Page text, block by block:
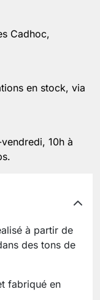
Cadhoc,
en stock, via
10h à
à partir de
des tons de
fabriqué en